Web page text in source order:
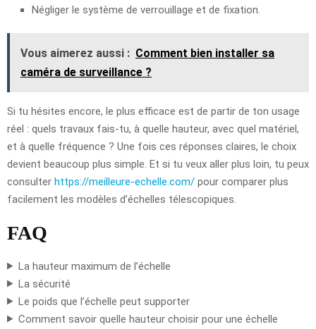
Négliger le système de verrouillage et de fixation.
Vous aimerez aussi : Comment bien installer sa
caméra de surveillance ?
Si tu hésites encore, le plus efficace est de partir de ton usage
réel : quels travaux fais-tu, à quelle hauteur, avec quel matériel,
et à quelle fréquence ? Une fois ces réponses claires, le choix
devient beaucoup plus simple. Et si tu veux aller plus loin, tu peux
consulter https://meilleure-echelle.com/ pour comparer plus
facilement les modèles d’échelles télescopiques.
FAQ
La hauteur maximum de l’échelle
La sécurité
Le poids que l’échelle peut supporter
Comment savoir quelle hauteur choisir pour une échelle